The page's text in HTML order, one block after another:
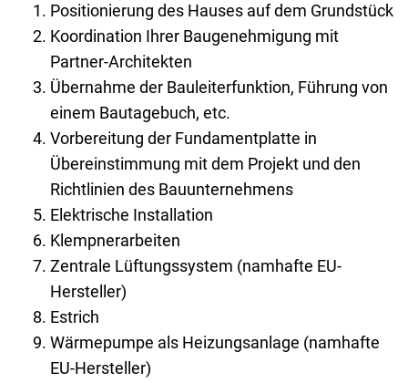
Positionierung des Hauses auf dem Grundstück
Koordination Ihrer Baugenehmigung mit
Partner-Architekten
Übernahme der Bauleiterfunktion, Führung von
einem Bautagebuch, etc.
Vorbereitung der Fundamentplatte in
Übereinstimmung mit dem Projekt und den
Richtlinien des Bauunternehmens
Elektrische Installation
Klempnerarbeiten
Zentrale Lüftungssystem (namhafte EU-
Hersteller)
Estrich
Wärmepumpe als Heizungsanlage (namhafte
EU-Hersteller)